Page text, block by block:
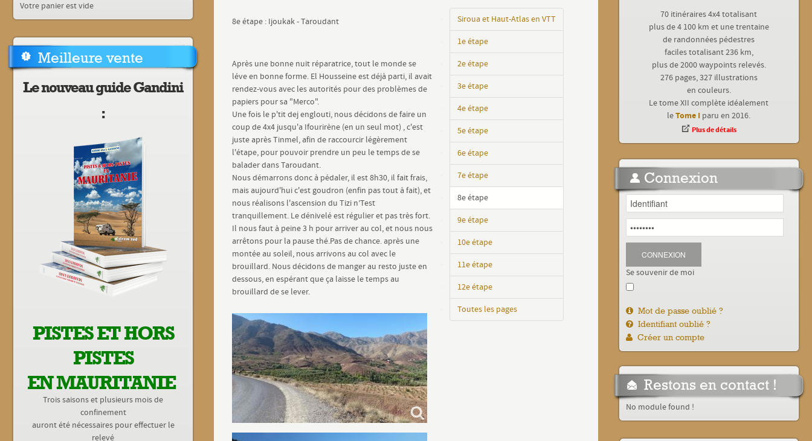
Votre panier est vide
Meilleure vente
Le nouveau guide Gandini
:
PISTES ET HORS
PISTES
EN MAURITANIE
Trois saisons et plusieurs mois de
confinement
auront été nécessaires pour effectuer le
relevé
Siroua et Haut-Atlas en VTT
1e étape
2e étape
3e étape
4e étape
5e étape
6e étape
7e étape
8e étape
9e étape
10e étape
11e étape
12e étape
Toutes les pages
8e étape : Ijoukak - Taroudant
Après une bonne nuit réparatrice, tout le monde se
léve en bonne forme. El Housseine est déjà parti, il avait
rendez-vous avec les autorités pour des problèmes de
papiers pour sa "Merco".
Une fois le p'tit dej englouti, nous décidons de faire un
coup de 4x4 jusqu'a Ifourirène (en un seul mot) , c'est
juste après Tinmel, afin de raccourcir légèrement
l'étape, pour pouvoir prendre un peu le temps de se
balader dans Taroudant.
Nous démarrons donc à pédaler, il est 8h30, il fait frais,
mais aujourd'hui c'est goudron (enfin pas tout à fait), et
nous réalisons l'ascension du Tizi n’Test
tranquillement. Le dénivelé est régulier et pas très fort.
Il nous faut à peine 3 h pour arriver au col, et nous nous
arrêtons pour la pause thé.Pas de chance. après une
montée au soleil, nous arrivons au col avec le
brouillard. Nous décidons de manger au resto juste en
dessous, en espérant que ça laisse le temps au
brouillard de se lever.
70 itinéraires 4x4 totalisant
plus de 4 100 km et une trentaine
de randonnées pédestres
faciles totalisant 236 km,
plus de 2000 waypoints relevés.
276 pages, 327 illustrations
en couleurs.
Le tome XII complète idéalement
leTome I paru en 2016.
Plus de détails
Connexion
CONNEXION
Se souvenir de moi
Mot de passe oublié ?
Identifiant oublié ?
Créer un compte
Restons en contact !
No module found !